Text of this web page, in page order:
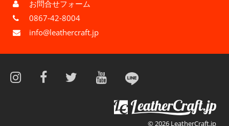
お問合せフォーム
0867-42-8004
info@leathercraft.jp
© 2026 LeatherCraft.jp